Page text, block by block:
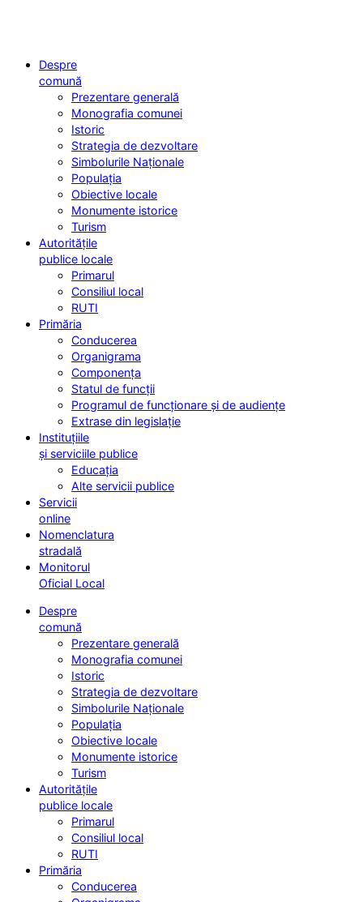
Despre
comună
Prezentare generală
Monografia comunei
Istoric
Strategia de dezvoltare
Simbolurile Naționale
Populația
Obiective locale
Monumente istorice
Turism
Autoritățile
publice locale
Primarul
Consiliul local
RUTI
Primăria
Conducerea
Organigrama
Componența
Statul de funcții
Programul de funcționare și de audiențe
Extrase din legislație
Instituțiile
și serviciile publice
Educația
Alte servicii publice
Servicii
online
Nomenclatura
stradală
Monitorul
Oficial Local
Despre
comună
Prezentare generală
Monografia comunei
Istoric
Strategia de dezvoltare
Simbolurile Naționale
Populația
Obiective locale
Monumente istorice
Turism
Autoritățile
publice locale
Primarul
Consiliul local
RUTI
Primăria
Conducerea